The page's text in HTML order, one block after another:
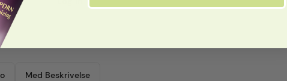
Med Beskrivelse